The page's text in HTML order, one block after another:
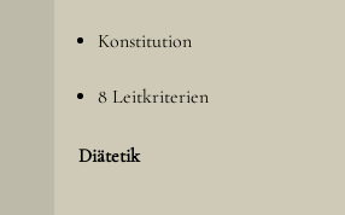
Konstitution
8 Leitkriterien
Diätetik